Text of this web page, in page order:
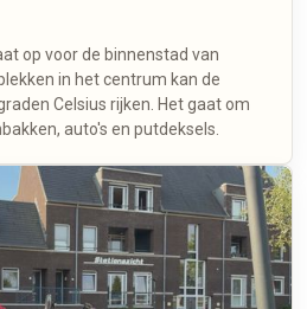
op voor de binnenstad van
in het centrum kan de
Celsius rijken. Het gaat om
auto's en putdeksels.